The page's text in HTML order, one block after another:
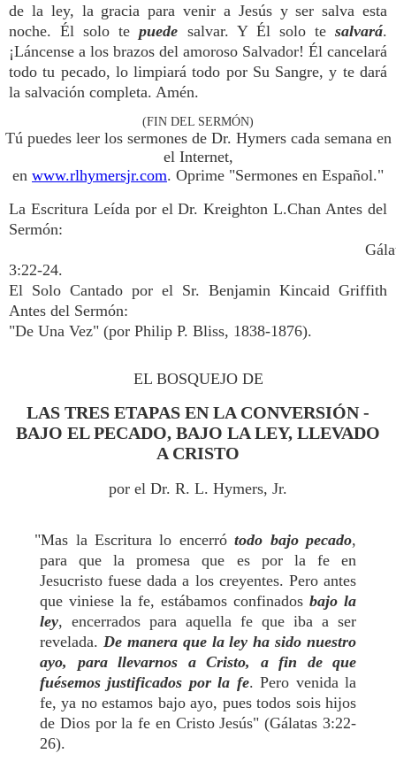
de la ley, la gracia para venir a Jesús y ser salva esta
noche. Él solo tepuede salvar. Y Él solo tesalvará.
¡Láncense a los brazos del amoroso Salvador! Él cancelará
todo tu pecado, lo limpiará todo por Su Sangre, y te dará
la salvación completa. Amén.
(FIN DEL SERMÓN)
Tú puedes leer los sermones de Dr. Hymers cada semana en
el Internet,
en www.rlhymersjr.com. Oprime "Sermones en Español."
La Escritura Leída por el Dr. Kreighton L.Chan Antes del
Sermón:
3:22-24.
El Solo Cantado por el Sr. Benjamin Kincaid Griffith
Antes del Sermón:
"De Una Vez" (por Philip P. Bliss, 1838-1876).
EL BOSQUEJO DE
LAS TRES ETAPAS EN LA CONVERSIÓN -
BAJO EL PECADO, BAJO LA LEY, LLEVADO
A CRISTO
por el Dr. R. L. Hymers, Jr.
"Mas la Escritura lo encerrótodo bajo pecado,
para que la promesa que es por la fe en
Jesucristo fuese dada a los creyentes. Pero antes
que viniese la fe, estábamos confinados bajo la
ley, encerrados para aquella fe que iba a ser
revelada. De manera que la ley ha sido nuestro
ayo, para llevarnos a Cristo, a fin de que
fuésemos justificados por la fe. Pero venida la
fe, ya no estamos bajo ayo, pues todos sois hijos
de Dios por la fe en Cristo Jesús" (Gálatas 3:22-
26).